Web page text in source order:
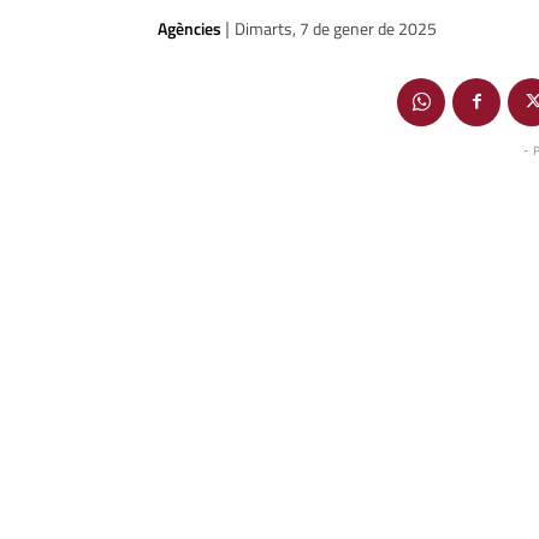
Agències | Dimarts, 7 de gener de 2025
-